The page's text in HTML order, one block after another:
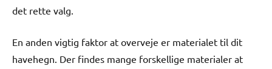
det rette valg.
En anden vigtig faktor at overveje er materialet til dit
havehegn. Der findes mange forskellige materialer at